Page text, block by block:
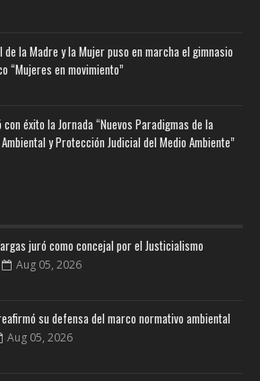
de la Madre y la Mujer puso en marcha el gimnasio
“Mujeres en movimiento”
éxito la Jornada “Nuevos Paradigmas de la
y Protección Judicial del Medio Ambiente”
juró como concejal por el Justicialismo
Aug 05, 2026
su defensa del marco normativo ambiental
Aug 05, 2026